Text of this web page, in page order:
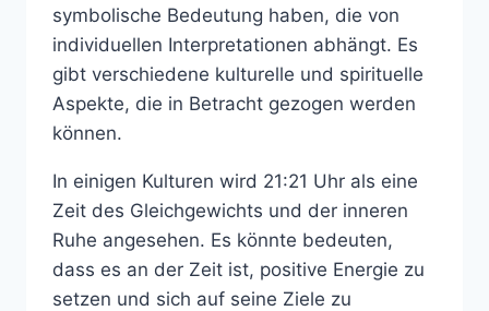
symbolische Bedeutung haben, die von
individuellen Interpretationen abhängt. Es
gibt verschiedene kulturelle und spirituelle
Aspekte, die in Betracht gezogen werden
können.
In einigen Kulturen wird 21:21 Uhr als eine
Zeit des Gleichgewichts und der inneren
Ruhe angesehen. Es könnte bedeuten,
dass es an der Zeit ist, positive Energie zu
setzen und sich auf seine Ziele zu